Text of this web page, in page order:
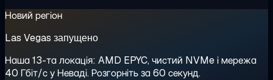
Новий регіон
Las Vegas запущено
Наша 13-та локація: AMD EPYC, чистий NVMe і мережа
40 Гбіт/с у Неваді. Розгорніть за 60 секунд.